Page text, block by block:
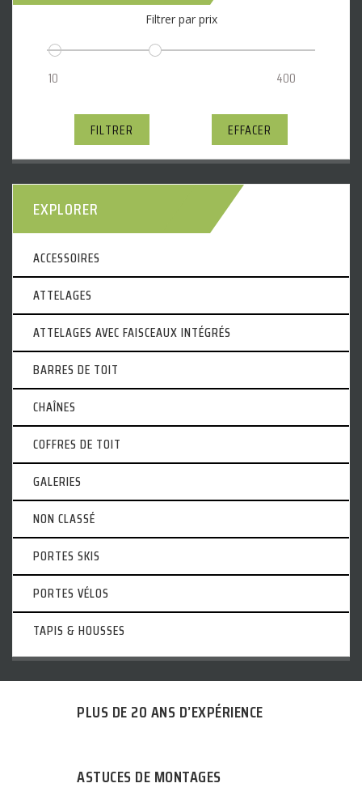
Filtrer par prix
FILTRER EFFACER
EXPLORER
ACCESSOIRES
ATTELAGES
ATTELAGES AVEC FAISCEAUX INTÉGRÉS
BARRES DE TOIT
CHAÎNES
COFFRES DE TOIT
GALERIES
NON CLASSÉ
PORTES SKIS
PORTES VÉLOS
TAPIS & HOUSSES
PLUS DE 20 ANS D’EXPÉRIENCE
ASTUCES DE MONTAGES